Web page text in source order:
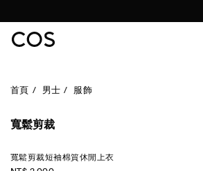
首頁 男士 服飾
寬鬆剪裁
寬鬆剪裁短袖棉質休閒上衣